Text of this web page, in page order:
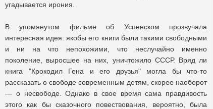
угадывается ирония.
В упомянутом фильме об Успенском прозвучала
интересная идея: якобы его книги были такими свободными
и ни на что непохожими, что неслучайно именно
поколение, выросшее на них, уничтожило СССР. Вряд ли
книга "Крокодил Гена и его друзья" могла бы что-то
рассказать о свободе современным детям, скорее наоборот
— о несвободе. Однако в свое время сама правдивость
этого как бы сказочного повествования, вероятно, была